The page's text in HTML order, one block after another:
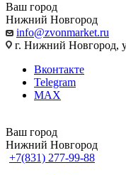
Ваш город
Нижний Новгород
info@zvonmarket.ru
г. Нижний Новгород,
Вконтакте
Telegram
MAX
Ваш город
Нижний Новгород
+7(831) 277-99-88